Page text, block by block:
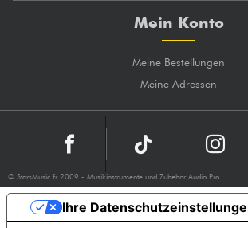
Mein Konto
Meine Bestellungen
Meine Adressen
© StarsMusic.fr 2009 - Musikinstrumente und Zubehör Audio Pro
Ihre